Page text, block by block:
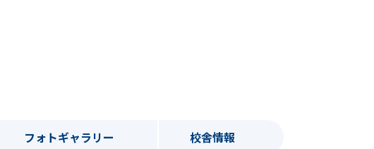
フォトギャラリー 校舎情報